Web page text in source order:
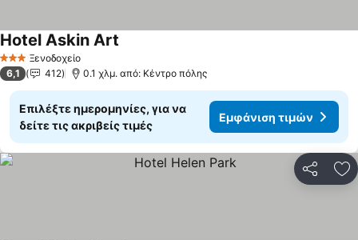
3 ΑστέριαΞενοδοχείο
Hotel Askin Art
6,1 412 0.1 χλμ. από: Κέντρο πόλης
Επιλέξτε ημερομηνίες, για να
δείτε τις ακριβείς τιμές
Εμφάνιση τιμών